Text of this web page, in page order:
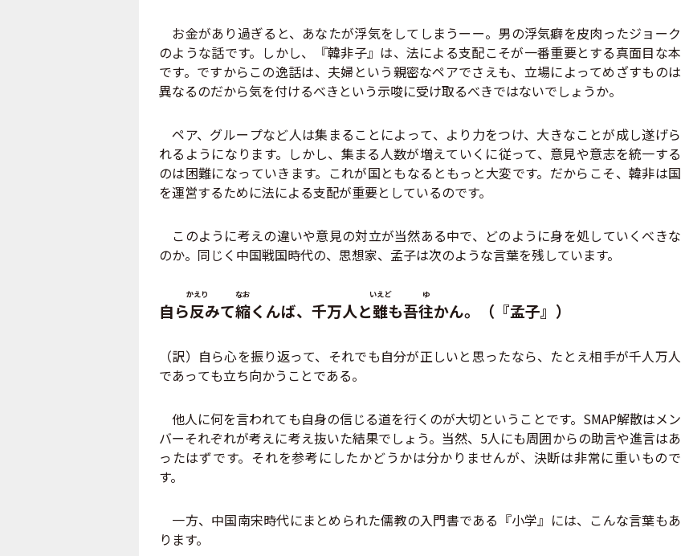
お金があり過ぎると、あなたが浮気をしてしまうーー。男の浮気癖を皮肉ったジョーク
のような話です。しかし、『韓非子』は、法による支配こそが一番重要とする真面目な本
です。ですからこの逸話は、夫婦という親密なペアでさえも、立場によってめざすものは
異なるのだから気を付けるべきという示唆に受け取るべきではないでしょうか。
ペア、グループなど人は集まることによって、より力をつけ、大きなことが成し遂げら
れるようになります。しかし、集まる人数が増えていくに従って、意見や意志を統一する
のは困難になっていきます。これが国ともなるともっと大変です。だからこそ、韓非は国
を運営するために法による支配が重要としているのです。
このように考えの違いや意見の対立が当然ある中で、どのように身を処していくべきな
のか。同じく中国戦国時代の、思想家、孟子は次のような言葉を残しています。
自ら反
かえり
みて縮
なお
くんば、千万人と雖
いえど
も吾往
ゆ
かん。（『孟子』）
（訳）自ら心を振り返って、それでも自分が正しいと思ったなら、たとえ相手が千人万人
であっても立ち向かうことである。
他人に何を言われても自身の信じる道を行くのが大切ということです。SMAP解散はメン
バーそれぞれが考えに考え抜いた結果でしょう。当然、5人にも周囲からの助言や進言はあ
ったはずです。それを参考にしたかどうかは分かりませんが、決断は非常に重いもので
す。
一方、中国南宋時代にまとめられた儒教の入門書である『小学』には、こんな言葉もあ
ります。